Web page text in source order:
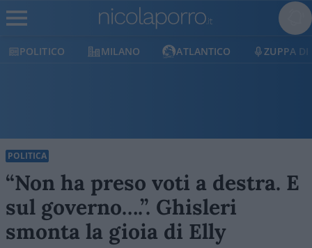
MILANO ATLANTICO ZUPPA DI PORRO
POLITICA
“Non ha preso voti a destra. E
sul governo….”. Ghisleri
smonta la gioia di Elly